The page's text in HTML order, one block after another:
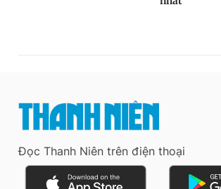
Đọc Thanh Niên trên điện thoại